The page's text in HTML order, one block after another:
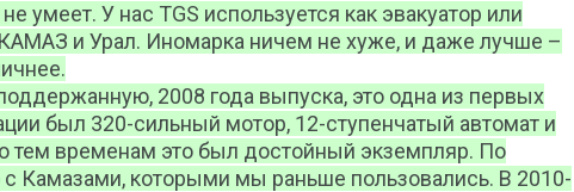
умеет. У нас TGS используется как эвакуатор или
и Урал. Иномарка ничем не хуже, и даже лучше –
2008 года выпуска, это одна из первых
был 320-сильный мотор, 12-ступенчатый автомат и
тем временам это был достойный экземпляр. По
Камазами, которыми мы раньше пользовались. В 2010-